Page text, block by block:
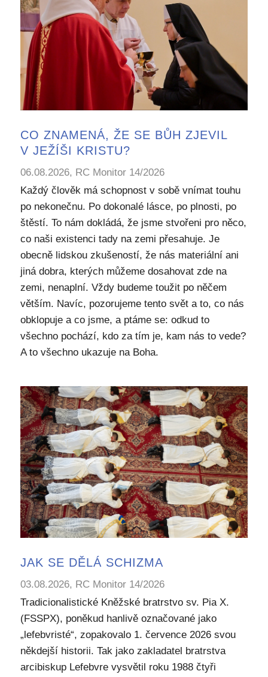
CO ZNAMENÁ, ŽE SE BŮH ZJEVIL
V JEŽÍŠI KRISTU?
06.08.2026, RC Monitor 14/2026
Každý člověk má schopnost v sobě vnímat touhu
po nekonečnu. Po dokonalé lásce, po plnosti, po
štěstí. To nám dokládá, že jsme stvořeni pro něco,
co naši existenci tady na zemi přesahuje. Je
obecně lidskou zkušeností, že nás materiální ani
jiná dobra, kterých můžeme dosahovat zde na
zemi, nenaplní. Vždy budeme toužit po něčem
větším. Navíc, pozorujeme tento svět a to, co nás
obklopuje a co jsme, a ptáme se: odkud to
všechno pochází, kdo za tím je, kam nás to vede?
A to všechno ukazuje na Boha.
JAK SE DĚLÁ SCHIZMA
03.08.2026, RC Monitor 14/2026
Tradicionalistické Kněžské bratrstvo sv. Pia X.
(FSSPX), poněkud hanlivě označované jako
„lefebvristé“, zopakovalo 1. července 2026 svou
někdejší historii. Tak jako zakladatel bratrstva
arcibiskup Lefebvre vysvětil roku 1988 čtyři